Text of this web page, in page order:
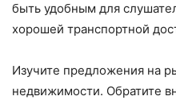
быть удобным для
хорошей транспортной
Изучите предложения на
недвижимости. Обратите